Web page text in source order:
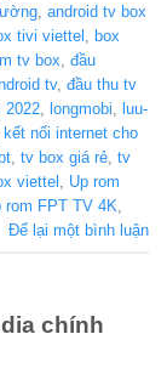
android tv box
tivi viettel
box
tv box đầu
tv, đầu thu tv
2022 longmobi luu-
nối internet cho
tv box giá rẻ tv
viettel
Up rom
rom FPT TV 4K
Để lại một bình luận
chính